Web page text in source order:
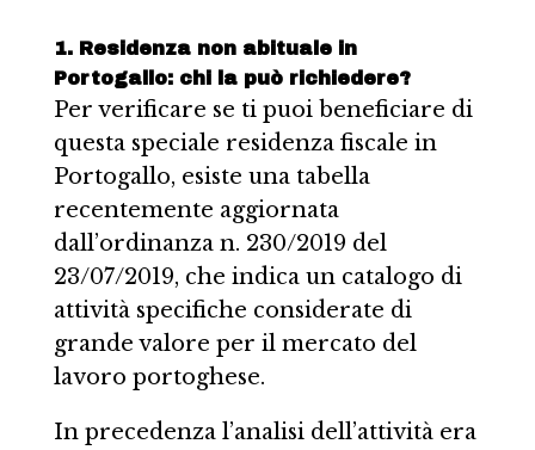
1. Residenza non abituale in
Portogallo: chi la può richiedere?
Per verificare se ti puoi beneficiare di
questa speciale residenza fiscale in
Portogallo, esiste una tabella
recentemente aggiornata
dall’ordinanza n. 230/2019 del
23/07/2019, che indica un catalogo di
attività specifiche considerate di
grande valore per il mercato del
lavoro portoghese.
In precedenza l’analisi dell’attività era